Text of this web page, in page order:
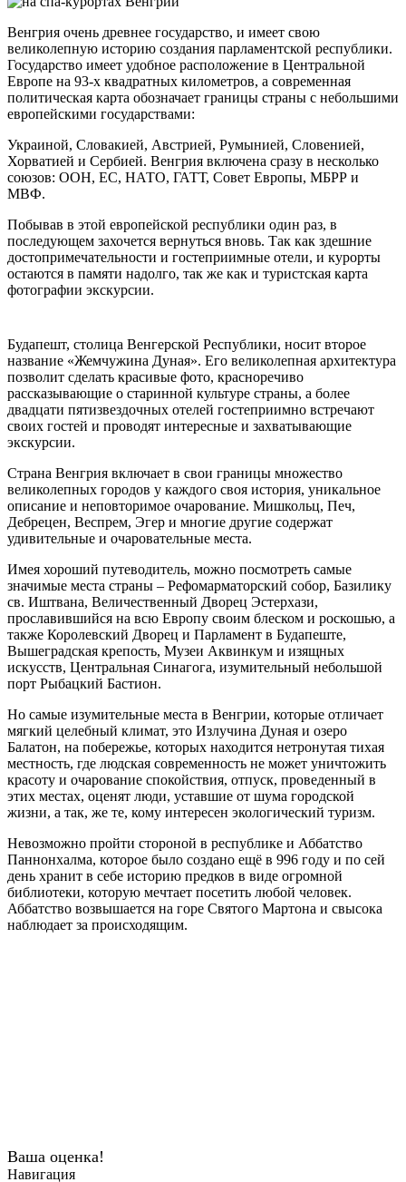
Венгрия очень древнее государство, и имеет свою
великолепную историю создания парламентской республики.
Государство имеет удобное расположение в Центральной
Европе на 93-х квадратных километров, а современная
политическая карта обозначает границы страны с небольшими
европейскими государствами:
Украиной, Словакией, Австрией, Румынией, Словенией,
Хорватией и Сербией. Венгрия включена сразу в несколько
союзов: ООН, ЕС, НАТО, ГАТТ, Совет Европы, МБРР и
МВФ.
Побывав в этой европейской республики один раз, в
последующем захочется вернуться вновь. Так как здешние
достопримечательности и гостеприимные отели, и курорты
остаются в памяти надолго, так же как и туристская карта
фотографии экскурсии.
Будапешт, столица Венгерской Республики, носит второе
название «Жемчужина Дуная». Его великолепная архитектура
позволит сделать красивые фото, красноречиво
рассказывающие о старинной культуре страны, а более
двадцати пятизвездочных отелей гостеприимно встречают
своих гостей и проводят интересные и захватывающие
экскурсии.
Страна Венгрия включает в свои границы множество
великолепных городов у каждого своя история, уникальное
описание и неповторимое очарование. Мишкольц, Печ,
Дебрецен, Веспрем, Эгер и многие другие содержат
удивительные и очаровательные места.
Имея хороший путеводитель, можно посмотреть самые
значимые места страны – Рефомарматорский собор, Базилику
св. Иштвана, Величественный Дворец Эстерхази,
прославившийся на всю Европу своим блеском и роскошью, а
также Королевский Дворец и Парламент в Будапеште,
Вышеградская крепость, Музеи Аквинкум и изящных
искусств, Центральная Синагога, изумительный небольшой
порт Рыбацкий Бастион.
Но самые изумительные места в Венгрии, которые отличает
мягкий целебный климат, это Излучина Дуная и озеро
Балатон, на побережье, которых находится нетронутая тихая
местность, где людская современность не может уничтожить
красоту и очарование спокойствия, отпуск, проведенный в
этих местах, оценят люди, уставшие от шума городской
жизни, а так, же те, кому интересен экологический туризм.
Невозможно пройти стороной в республике и Аббатство
Паннонхалма, которое было создано ещё в 996 году и по сей
день хранит в себе историю предков в виде огромной
библиотеки, которую мечтает посетить любой человек.
Аббатство возвышается на горе Святого Мартона и свысока
наблюдает за происходящим.
Ваша оценка!
Навигация